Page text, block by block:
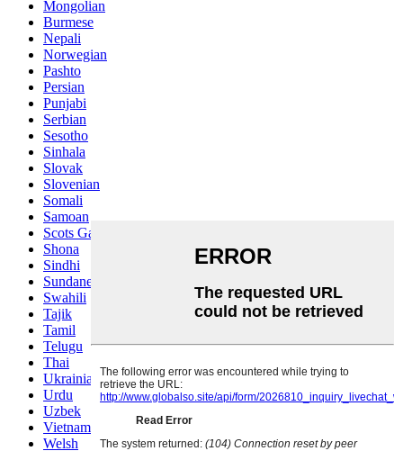
Mongolian
Burmese
Nepali
Norwegian
Pashto
Persian
Punjabi
Serbian
Sesotho
Sinhala
Slovak
Slovenian
Somali
Samoan
Scots Gaelic
Shona
Sindhi
Sundanese
Swahili
Tajik
Tamil
Telugu
Thai
Ukrainian
Urdu
Uzbek
Vietnamese
Welsh